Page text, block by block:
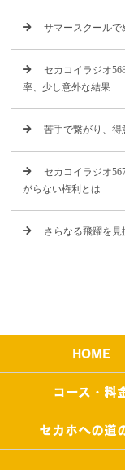
サマースクールで
セカコイラジオ
率、少し意外な結果
苦手で繋がり、得
セカコイラジオ
がらない権利とは
さらなる飛躍を見
HOME
コース・料
セカホへの道